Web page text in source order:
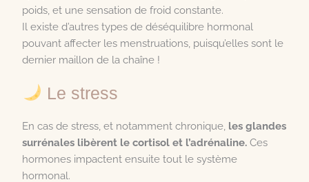
poids, et une sensation de froid constante.
Il existe d’autres types de déséquilibre hormonal
pouvant affecter les menstruations, puisqu’elles sont le
dernier maillon de la chaîne !
Le stress
En cas de stress, et notamment chronique, les glandes
surrénales libèrent le cortisol et l’adrénaline. Ces
hormones impactent ensuite tout le système
hormonal.